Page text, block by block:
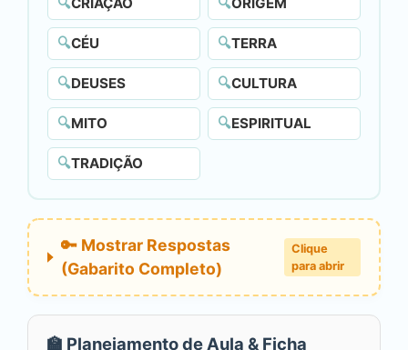
🔍CÉU 🔍TERRA
🔍DEUSES 🔍CULTURA
🔍MITO 🔍ESPIRITUAL
🔍TRADIÇÃO
🔑 Mostrar Respostas
(Gabarito Completo)
Clique
para abrir
🏫 Planejamento de Aula & Ficha